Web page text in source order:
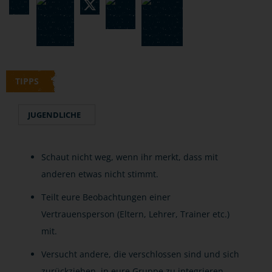
TIPPS
JUGENDLICHE
Schaut nicht weg, wenn ihr merkt, dass mit
anderen etwas nicht stimmt.
Teilt eure Beobachtungen einer
Vertrauensperson (Eltern, Lehrer, Trainer etc.)
mit.
Versucht andere, die verschlossen sind und sich